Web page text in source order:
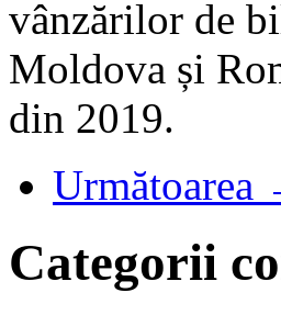
vânzărilor de
Moldova și
din 2019.
Următoarea
Categorii